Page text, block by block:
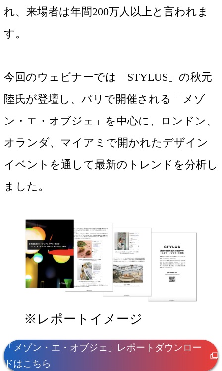
れ、来場者は年間200万人以上と言われま
す。
今回のウェビナーでは「STYLUS」の秋元
陸氏が登壇し、パリで開催される「メゾ
ン・エ・オブジェ」を中心に、ロンドン、
オランダ、マイアミで開かれたデザイン
イベントを通して最新のトレンドを分析し
ました。
※レポートイメージ
「メゾン・エ・オブジェ」レポートダウンロー
ドはこちら